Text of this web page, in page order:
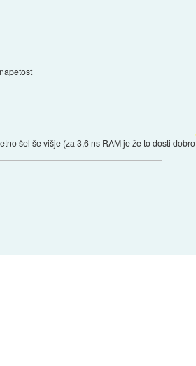
šel še višje (za 3,6 ns RAM je že to dosti dobro